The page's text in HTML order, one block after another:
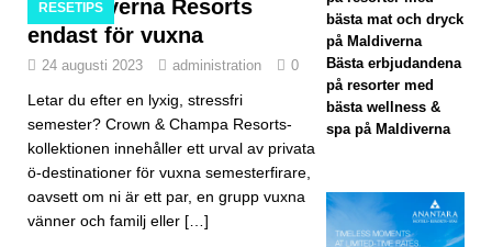
HOT
ELL
OC
RESETIPS
Maldiverna Resorts
endast för vuxna
24 augusti 2023 administration 0
Letar du efter en lyxig, stressfri
semester? Crown & Champa Resorts-
kollektionen innehåller ett urval av privata
ö-destinationer för vuxna semesterfirare,
oavsett om ni är ett par, en grupp vuxna
vänner och familj eller […]
bästa mat och dryck
på Maldiverna
Bästa erbjudandena
på resorter med
bästa wellness &
spa på Maldiverna